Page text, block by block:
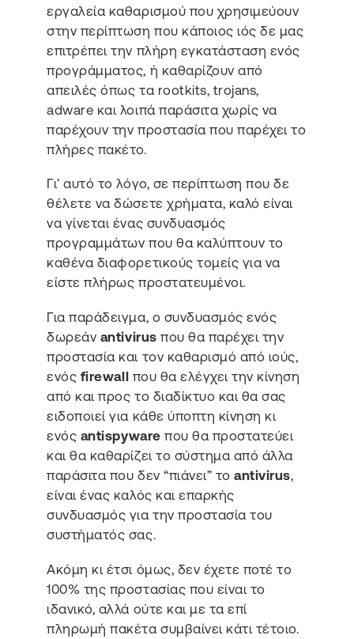
εργαλεία καθαρισμού που χρησιμεύουν
στην περίπτωση που κάποιος ιός δε μας
επιτρέπει την πλήρη εγκατάσταση ενός
προγράμματος, ή καθαρίζουν από
απειλές όπως τα rootkits, trojans,
adware και λοιπά παράσιτα χωρίς να
παρέχουν την προστασία που παρέχει το
πλήρες πακέτο.
Γι’ αυτό το λόγο, σε περίπτωση που δε
θέλετε να δώσετε χρήματα, καλό είναι
να γίνεται ένας συνδυασμός
προγραμμάτων που θα καλύπτουν το
καθένα διαφορετικούς τομείς για να
είστε πλήρως προστατευμένοι.
Για παράδειγμα, ο συνδυασμός ενός
δωρεάν antivirus που θα παρέχει την
προστασία και τον καθαρισμό από ιούς,
ενός firewall που θα ελέγχει την κίνηση
από και προς το διαδίκτυο και θα σας
ειδοποιεί για κάθε ύποπτη κίνηση κι
ενός antispyware που θα προστατεύει
και θα καθαρίζει το σύστημα από άλλα
παράσιτα που δεν “πιάνει” τοantivirus,
είναι ένας καλός και επαρκής
συνδυασμός για την προστασία του
συστήματός σας.
Ακόμη κι έτσι όμως, δεν έχετε ποτέ το
100% της προστασίας που είναι το
ιδανικό, αλλά ούτε και με τα επί
πληρωμή πακέτα συμβαίνει κάτι τέτοιο.